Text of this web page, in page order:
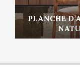
PLANCHE